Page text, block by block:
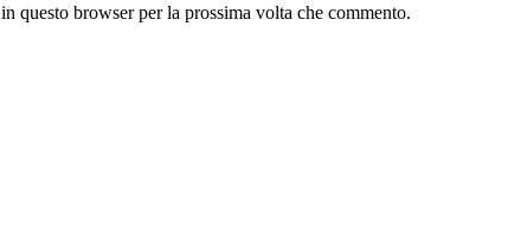
questo browser per la prossima volta che commento.